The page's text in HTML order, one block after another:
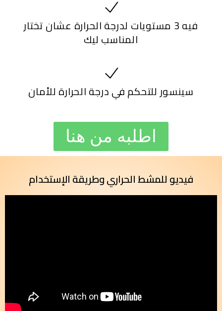
فيه 3 مستويات لدرجة الحرارة عشان تختار
المناسب ليك
سينسور للتحكم في درجة الحرارة للأمان
اطلبه من هنا
فيديو للمشط الحراري وطريقة الإستخدام